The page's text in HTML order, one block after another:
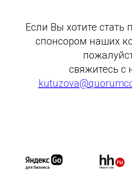
Если Вы хотите стать
спонсором наших
свяжитесь с